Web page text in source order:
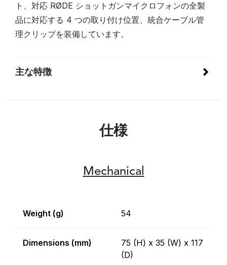
ト、対応 RØDE ショットガンマイクロフォンの全製
品に対応する 4 つの取り付け位置、統合ケーブル管
理クリップを装備しています。
主な特徴
仕様
Mechanical
Weight (g) 54
Dimensions (mm)
75 (H) x 35 (W) x 117
(D)